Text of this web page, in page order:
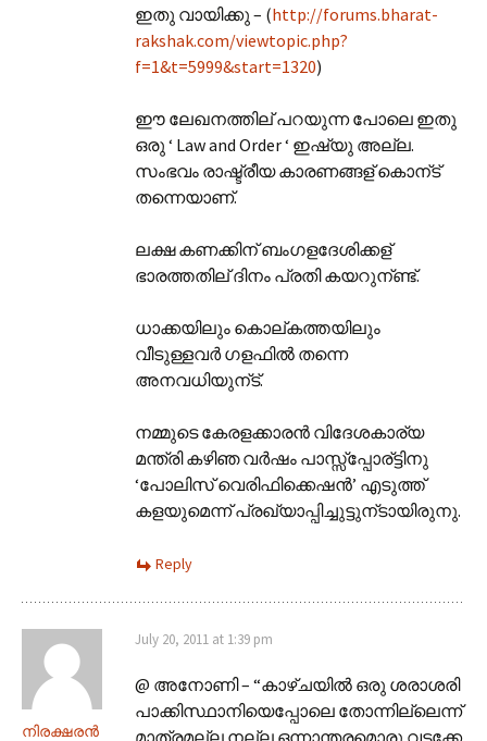
ഇതു വായിക്കു – (http://forums.bharat-
rakshak.com/viewtopic.php?
f=1&t=5999&start=1320)
ഈ ലേഖനത്തില് പറയുന്ന പോലെ ഇതു
ഒരു ‘ Law and Order ‘ ഇഷ്യു അല്ല.
സംഭവം രാഷ്ട്രീയ കാരണങ്ങള് കൊന്ട്
തന്നെയാണ്.
ലക്ഷ കണക്കിന് ബംഗളദേശിക്കള്
ഭാരത്തതില് ദിനം പ്രതി കയറുന്ണ്ട്.
ധാക്കയിലും കൊല്കത്തയിലും
വീടുള്ളവര്‍ ഗളഫില്‍ തന്നെ
അനവധിയുന്ട്.
നമ്മുടെ കേരളക്കാരന്‍ വിദേശകാര്യ
മന്ത്രി കഴിഞ വര്‍ഷം പാസ്സ്പ്പോര്ട്ടിനു
‘പോലിസ് വെരിഫിക്കെഷന്‍’ എടുത്ത്
കളയുമെന്ന് പ്രഖ്യാപ്പിച്ചുട്ടുന്ടായിരുനു.
Reply
നിരക്ഷരൻ
July 20, 2011 at 1:39 pm
@ അനോണി – “കാഴ്ചയില്‍ ഒരു ശരാശരി
പാക്കിസ്ഥാനിയെപ്പോലെ തോന്നില്ലെന്ന്
മാത്രമല്ല നല്ല ഒന്നാന്തരമൊരു വടക്കേ